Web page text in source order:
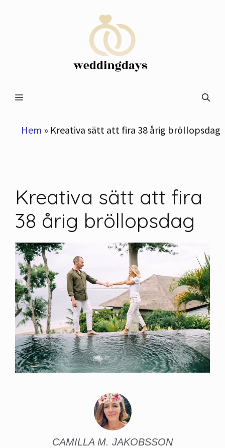
Meny
Hem » Kreativa sätt att fira 38 årig bröllopsdag
Kreativa sätt att fira
38 årig bröllopsdag
CAMILLA M. JAKOBSSON